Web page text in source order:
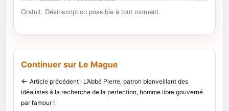
Gratuit. Désinscription possible à tout moment.
Continuer sur Le Mague
← Article précédent : L’Abbé Pierre, patron bienveillant des
idéalistes à la recherche de la perfection, homme libre gouverné
par l’amour !